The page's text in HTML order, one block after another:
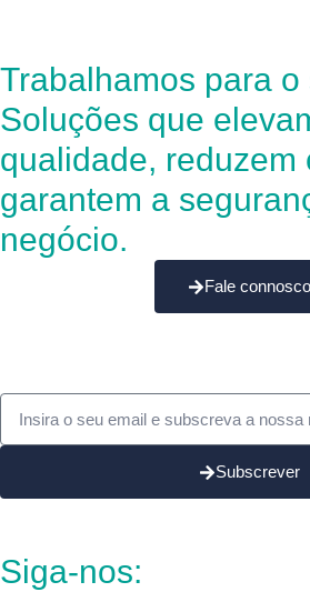
Trabalhamos para
Soluções que
qualidade, reduzem
garantem a
negócio.
Fale connosco
Subscrever
Siga-nos: